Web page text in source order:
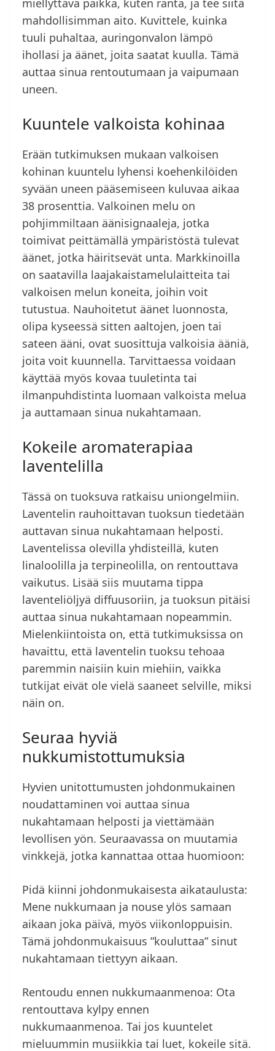
miellyttävä paikka, kuten ranta, ja tee siitä
mahdollisimman aito. Kuvittele, kuinka
tuuli puhaltaa, auringonvalon lämpö
ihollasi ja äänet, joita saatat kuulla. Tämä
auttaa sinua rentoutumaan ja vaipumaan
uneen.
Kuuntele valkoista kohinaa
Erään tutkimuksen mukaan valkoisen
kohinan kuuntelu lyhensi koehenkilöiden
syvään uneen pääsemiseen kuluvaa aikaa
38 prosenttia. Valkoinen melu on
pohjimmiltaan äänisignaaleja, jotka
toimivat peittämällä ympäristöstä tulevat
äänet, jotka häiritsevät unta. Markkinoilla
on saatavilla laajakaistamelulaitteita tai
valkoisen melun koneita, joihin voit
tutustua. Nauhoitetut äänet luonnosta,
olipa kyseessä sitten aaltojen, joen tai
sateen ääni, ovat suosittuja valkoisia ääniä,
joita voit kuunnella. Tarvittaessa voidaan
käyttää myös kovaa tuuletinta tai
ilmanpuhdistinta luomaan valkoista melua
ja auttamaan sinua nukahtamaan.
Kokeile aromaterapiaa
laventelilla
Tässä on tuoksuva ratkaisu uniongelmiin.
Laventelin rauhoittavan tuoksun tiedetään
auttavan sinua nukahtamaan helposti.
Laventelissa olevilla yhdisteillä, kuten
linaloolilla ja terpineolilla, on rentouttava
vaikutus. Lisää siis muutama tippa
laventeliöljyä diffuusoriin, ja tuoksun pitäisi
auttaa sinua nukahtamaan nopeammin.
Mielenkiintoista on, että tutkimuksissa on
havaittu, että laventelin tuoksu tehoaa
paremmin naisiin kuin miehiin, vaikka
tutkijat eivät ole vielä saaneet selville, miksi
näin on.
Seuraa hyviä
nukkumistottumuksia
Hyvien unitottumusten johdonmukainen
noudattaminen voi auttaa sinua
nukahtamaan helposti ja viettämään
levollisen yön. Seuraavassa on muutamia
vinkkejä, jotka kannattaa ottaa huomioon:
Pidä kiinni johdonmukaisesta aikataulusta:
Mene nukkumaan ja nouse ylös samaan
aikaan joka päivä, myös viikonloppuisin.
Tämä johdonmukaisuus ”kouluttaa” sinut
nukahtamaan tiettyyn aikaan.
Rentoudu ennen nukkumaanmenoa: Ota
rentouttava kylpy ennen
nukkumaanmenoa. Tai jos kuuntelet
mieluummin musiikkia tai luet, kokeile sitä.